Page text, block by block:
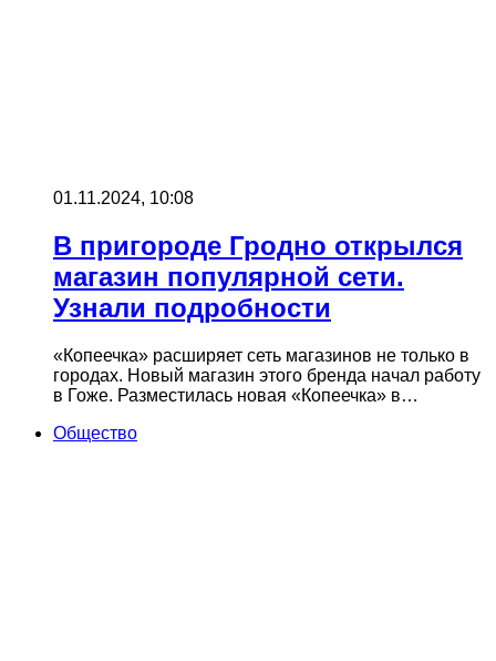
01.11.2024, 10:08
В пригороде Гродно открылся
магазин популярной сети.
Узнали подробности
«Копеечка» расширяет сеть магазинов не только в
городах. Новый магазин этого бренда начал работу
в Гоже. Разместилась новая «Копеечка» в…
Общество